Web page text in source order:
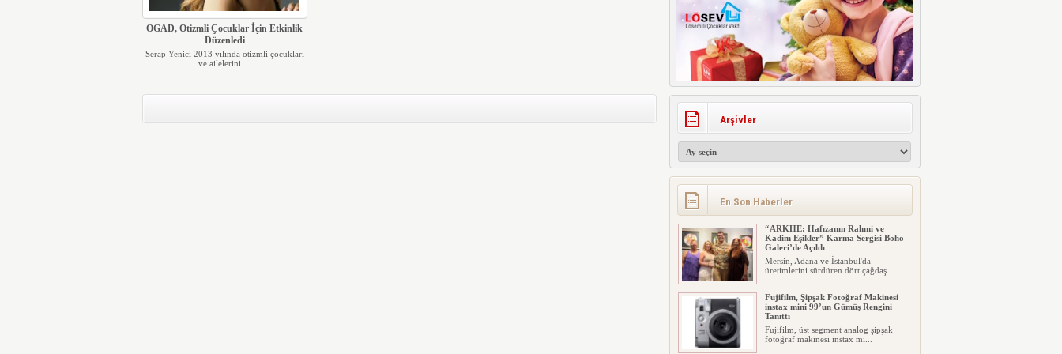
OGAD, Otizmli Çocuklar İçin Etkinlik
Düzenledi
Serap Yenici 2013 yılında otizmli çocukları
ve ailelerini ...
Arşivler
En Son Haberler
“ARKHE: Hafızanın Rahmi ve
Kadim Eşikler” Karma Sergisi Boho
Galeri’de Açıldı
Mersin, Adana ve İstanbul'da
üretimlerini sürdüren dört çağdaş ...
Fujifilm, Şipşak Fotoğraf Makinesi
instax mini 99’un Gümüş Rengini
Tanıttı
Fujifilm, üst segment analog şipşak
fotoğraf makinesi instax mi...